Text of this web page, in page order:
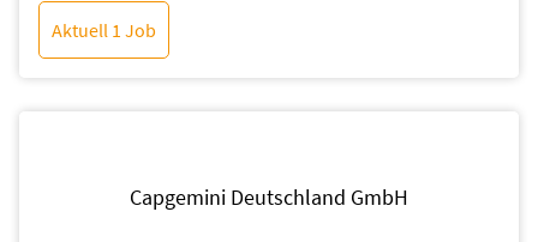
Aktuell 1 Job
Capgemini Deutschland GmbH